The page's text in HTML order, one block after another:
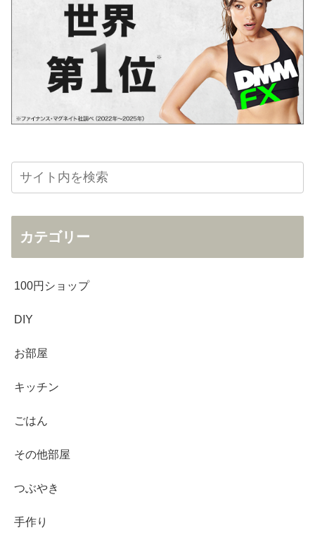
カテゴリー
100円ショップ
DIY
お部屋
キッチン
ごはん
その他部屋
つぶやき
手作り